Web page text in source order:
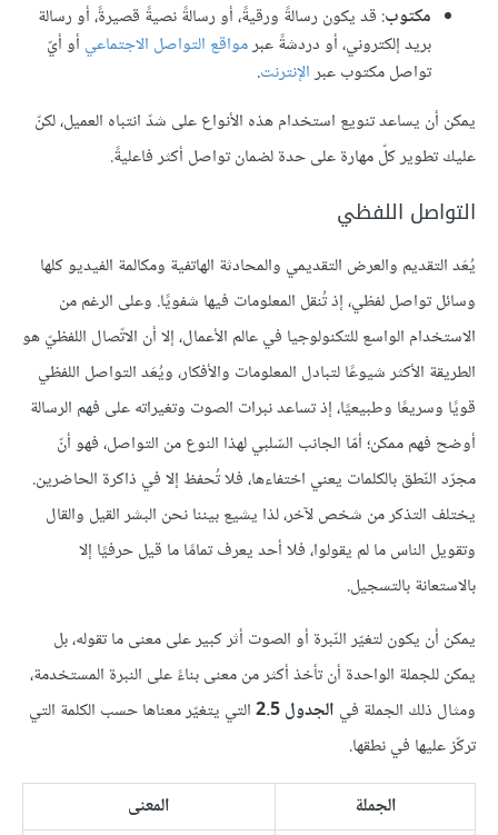
مكتوب: قد يكون رسالةً ورقيةً، أو رسالةً نصيةً قصيرةً، أو رسالة
بريد إلكتروني، أو دردشةً عبرمواقع التواصل الاجتماعي أو أيّ
تواصل مكتوب عبرالإنترنت.
يمكن أن يساعد تنويع استخدام هذه الأنواع على شدّ انتباه العميل، لكنّ
عليك تطوير كلّ مهارة على حدة لضمان تواصل أكثر فاعليةً.
التواصل اللفظي
يُعَد التقديم والعرض التقديمي والمحادثة الهاتفية ومكالمة الفيديو كلها
وسائل تواصل لفظي، إذ تُنقل المعلومات فيها شفويًا. وعلى الرغم من
الاستخدام الواسع للتكنولوجيا في عالم الأعمال، إلا أن الاتّصال اللفظيّ هو
الطريقة الأكثر شيوعًا لتبادل المعلومات والأفكار، ويُعَد التواصل اللفظي
قويًا وسريعًا وطبيعيًا، إذ تساعد نبرات الصوت وتغيراته على فهم الرسالة
أوضح فهم ممكن؛ أمّا الجانب السّلبي لهذا النوع من التواصل، فهو أنّ
مجرّد النّطق بالكلمات يعني اختفاءها، فلا تُحفظ إلا في ذاكرة الحاضرين.
يختلف التذكر من شخص لآخر، لذا يشيع بيننا نحن البشر القيل والقال
وتقويل الناس ما لم يقولوا، فلا أحد يعرف تمامًا ما قيل حرفيًا إلا
بالاستعانة بالتسجيل.
يمكن أن يكون لتغيّر النّبرة أو الصوت أثر كبير على معنى ما تقوله، بل
يمكن للجملة الواحدة أن تأخذ أكثر من معنى بناءً على النبرة المستخدمة،
ومثال ذلك الجملة في الجدول 2.5
التي يتغيّر معناها حسب الكلمة التي
تركّز عليها في نطقها.
الجملة
المعنى